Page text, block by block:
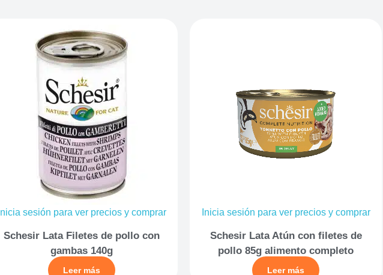
Inicia sesión para ver precios y comprar
Schesir Lata Filetes de pollo con
gambas 140g
Leer más
Inicia sesión para ver precios y comprar
Schesir Lata Atún con filetes de
pollo 85g alimento completo
Leer más